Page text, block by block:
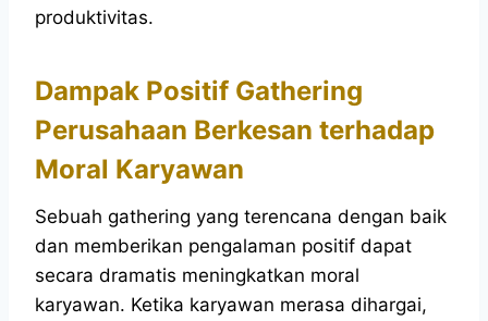
produktivitas.
Dampak Positif Gathering
Perusahaan Berkesan terhadap
Moral Karyawan
Sebuah gathering yang terencana dengan baik
dan memberikan pengalaman positif dapat
secara dramatis meningkatkan moral
karyawan. Ketika karyawan merasa dihargai,